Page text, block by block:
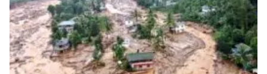
Stories
Jokes
Health